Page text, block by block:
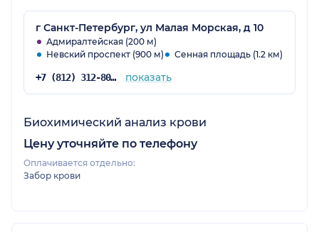
г Санкт-Петербург, ул Малая Морская, д 10
Адмиралтейская (200 м)
Невский проспект (900 м)
Сенная площадь (1.2 км)
+7 (812) 312-80-32 показать
Биохимический анализ крови
Цену уточняйте по телефону
Оплачивается отдельно:
Забор крови